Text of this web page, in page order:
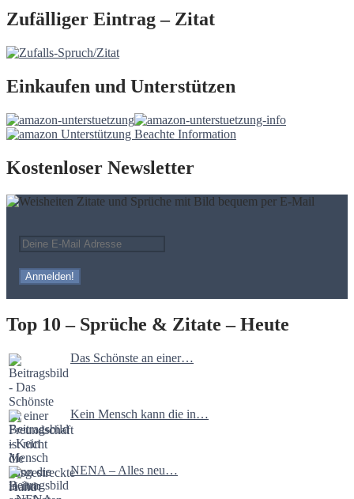
Zufälliger Eintrag – Zitat
Einkaufen und Unterstützen
Kostenloser Newsletter
Top 10 – Sprüche & Zitate – Heute
Das Schönste an einer…
Kein Mensch kann die in…
NENA – Alles neu…